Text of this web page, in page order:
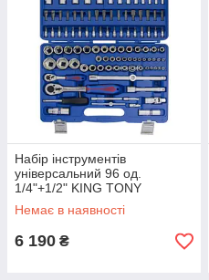
Набір інструментів
універсальний 96 од.
1/4"+1/2" KING TONY
Немає в наявності
6 190 ₴